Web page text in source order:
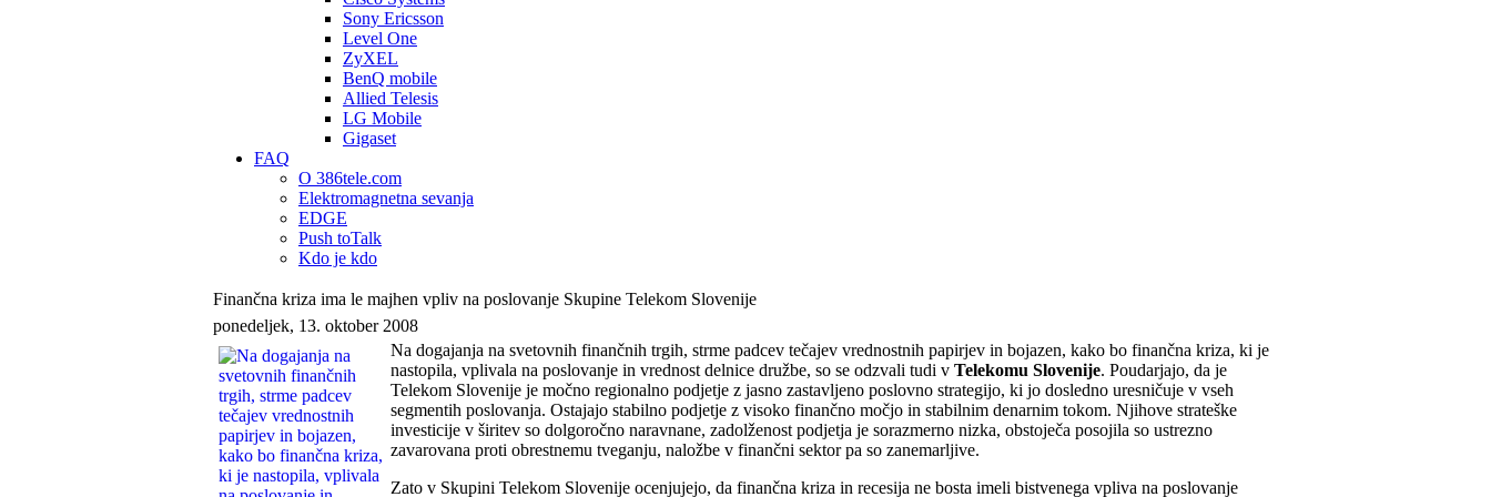
Sony Ericsson
Level One
ZyXEL
BenQ mobile
Allied Telesis
LG Mobile
Gigaset
FAQ
O 386tele.com
Elektromagnetna sevanja
EDGE
Push toTalk
Kdo je kdo
Finančna kriza ima le majhen vpliv na poslovanje Skupine Telekom Slovenije
ponedeljek, 13. oktober 2008
Na dogajanja na svetovnih finančnih trgih, strme padcev tečajev vrednostnih papirjev in bojazen, kako bo finančna kriza, ki je
nastopila, vplivala na poslovanje in vrednost delnice družbe, so se odzvali tudi v Telekomu Slovenije. Poudarjajo, da je
Telekom Slovenije je močno regionalno podjetje z jasno zastavljeno poslovno strategijo, ki jo dosledno uresničuje v vseh
segmentih poslovanja. Ostajajo stabilno podjetje z visoko finančno močjo in stabilnim denarnim tokom. Njihove strateške
investicije v širitev so dolgoročno naravnane, zadolženost podjetja je sorazmerno nizka, obstoječa posojila so ustrezno
zavarovana proti obrestnemu tveganju, naložbe v finančni sektor pa so zanemarljive.
Zato v Skupini Telekom Slovenije ocenjujejo, da finančna kriza in recesija ne bosta imeli bistvenega vpliva na poslovanje